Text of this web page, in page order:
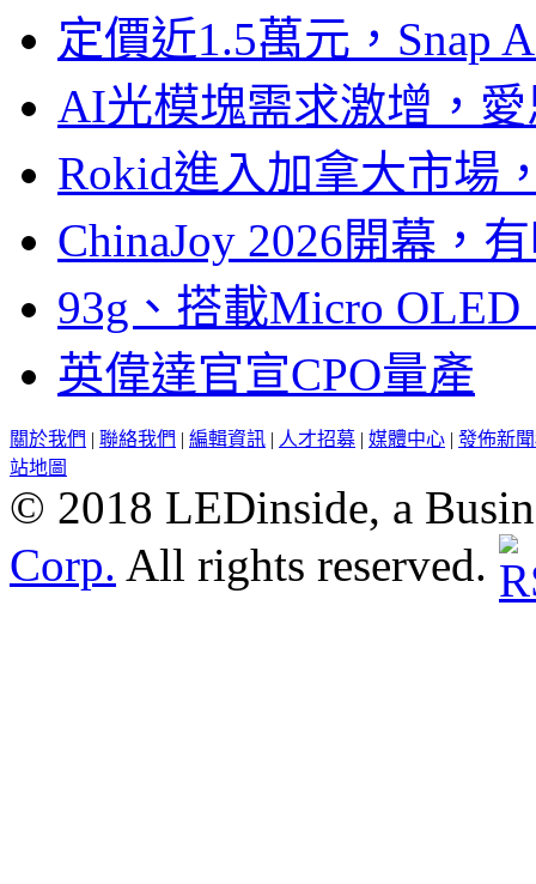
定價近1.5萬元，Snap
AI光模塊需求激增，
Rokid進入加拿大市場
ChinaJoy 2026開幕，
93g、搭載Micro
英偉達官宣CPO量產
關於我們 | 聯絡我們 | 編輯資訊 | 人才招募 | 媒體中心 | 發佈新
站地圖
© 2018 LEDinside, a
Corp. All rights reserved.